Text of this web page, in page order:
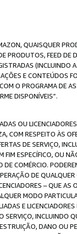
QUAISQUER
PRODUTOS, FEED
E CONTEÚDOS
O PROGRAMA DE
DISPONÍVEIS”.
OU
COM RESPEITO ÀS
DE SERVIÇO,
ESPECÍFICO, OU
COMÉRCIO.
DE
– QUE
MODO
E
SERVIÇO, INCLUINDO
DANO OU